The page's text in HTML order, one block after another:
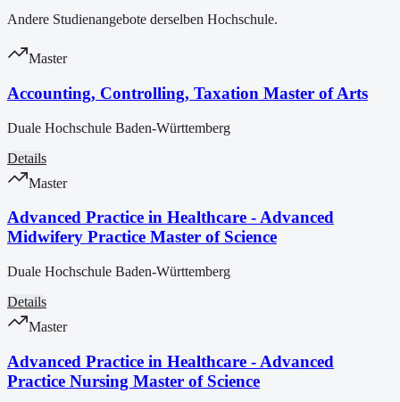
Andere Studienangebote derselben Hochschule.
Master
Accounting, Controlling, Taxation Master of Arts
Duale Hochschule Baden-Württemberg
Details
Master
Advanced Practice in Healthcare - Advanced
Midwifery Practice Master of Science
Duale Hochschule Baden-Württemberg
Details
Master
Advanced Practice in Healthcare - Advanced
Practice Nursing Master of Science